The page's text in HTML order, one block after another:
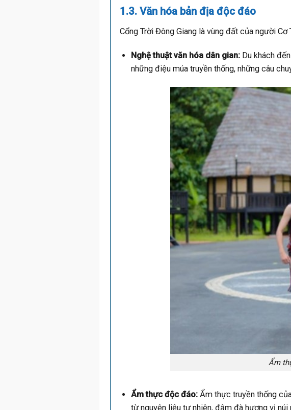
1.3. Văn hóa bản địa độc đáo
Cổng Trời Đông Giang là vùng đất của người
Nghệ thuật văn hóa dân gian:Du khách
những điệu múa truyền thống, những câu
Ẩm
Ẩm thực độc đáo:Ẩm thực truyền thống
từ nguyên liệu tự nhiên, đậm đà hương vị núi